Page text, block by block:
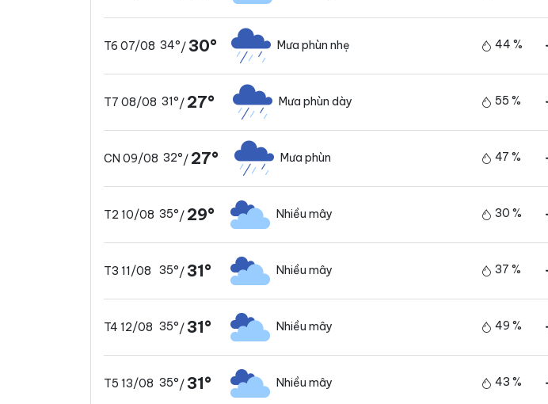
T6 07/08 34°/30° Mưa phùn nhẹ 44 %
T7 08/08 31°/ 27° Mưa phùn dày 55 %
CN 09/08 32°/ 27° Mưa phùn 47 %
T2 10/08 35°/ 29° Nhiều mây 30 %
T3 11/08 35°/31° Nhiều mây 37 %
T4 12/08 35°/31° Nhiều mây 49 %
T5 13/08 35°/31° Nhiều mây 43 %